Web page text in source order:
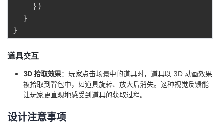
    })
  }
道具交互
3D 拾取效果：玩家点击场景中的道具时，道具以 3D 动画效果
被拾取到背包中，如道具旋转、放大后消失。这种视觉反馈能
让玩家更直观地感受到道具的获取过程。
设计注意事项